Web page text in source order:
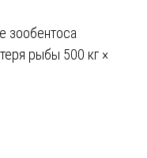
зообентоса
рыбы 500 кг ×